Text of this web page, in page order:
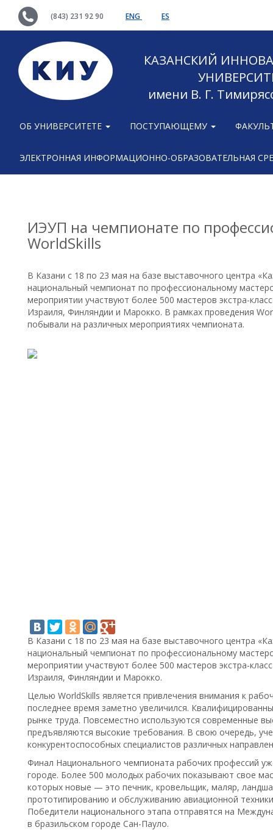
(843) 231 92 90 ENG ES
КАЗАНСКИЙ
имени В. Г.
ОБ УНИВЕРСИТЕТЕ ПОСТУПАЮЩЕМУ
ЭЛЕКТРОННАЯ ИНФОРМАЦИОННО-ОБРАЗОВАТЕЛЬНАЯ
ИЭУП на чемпионате по
WorldSkills
В Казани с 18 по 23 мая на базе выставочного центра
национальный чемпионат по профессиональному
мероприятии участвуют более 500 мастеров экстра-
Израиля, Финляндии и Марокко. В рамках проведения
побывали на различных мероприятиях чемпионата.
В Казани с 18 по 23 мая на базе выставочного центра
национальный чемпионат по профессиональному
мероприятии участвуют более 500 мастеров экстра-
Израиля, Финляндии и Марокко.
Целью WorldSkills является привлечения внимания к
последнее время заметно увеличился.
рынке труда. Повсеместно используются современные
предъявляются высокие требования. В свою очередь,
конкурентоспособных специалистов различных
Финал Национального чемпионата рабочих профессий
городе. Более 500 молодых рабочих показывают свое
которых новые — это печник, кровельщик, маляр,
прототипированию и обслуживанию авиационной
Победители национального этапа отправятся на
в бразильском городе Сан-Пауло.